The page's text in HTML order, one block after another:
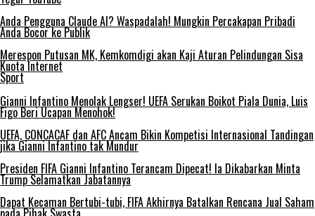
Anda Pengguna Claude AI? Waspadalah! Mungkin Percakapan Pribadi
Anda Bocor ke Publik
Merespon Putusan MK, Kemkomdigi akan Kaji Aturan Pelindungan Sisa
Kuota Internet
Sport
Gianni Infantino Menolak Lengser! UEFA Serukan Boikot Piala Dunia, Luis
Figo Beri Ucapan Menohok!
UEFA, CONCACAF dan AFC Ancam Bikin Kompetisi Internasional Tandingan
jika Gianni Infantino tak Mundur
Presiden FIFA Gianni Infantino Terancam Dipecat! Ia Dikabarkan Minta
Trump Selamatkan Jabatannya
Dapat Kecaman Bertubi-tubi, FIFA Akhirnya Batalkan Rencana Jual Saham